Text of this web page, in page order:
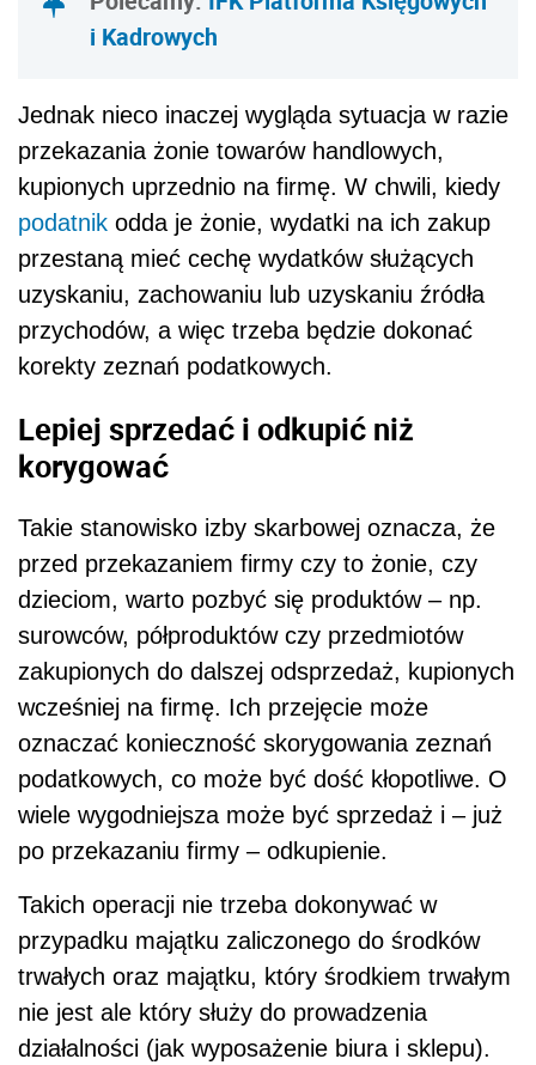
i Kadrowych
Jednak nieco inaczej wygląda sytuacja w razie
przekazania żonie towarów handlowych,
kupionych uprzednio na firmę. W chwili, kiedy
podatnik odda je żonie, wydatki na ich zakup
przestaną mieć cechę wydatków służących
uzyskaniu, zachowaniu lub uzyskaniu źródła
przychodów, a więc trzeba będzie dokonać
korekty zeznań podatkowych.
Lepiej sprzedać i odkupić niż
korygować
Takie stanowisko izby skarbowej oznacza, że
przed przekazaniem firmy czy to żonie, czy
dzieciom, warto pozbyć się produktów – np.
surowców, półproduktów czy przedmiotów
zakupionych do dalszej odsprzedaż, kupionych
wcześniej na firmę. Ich przejęcie może
oznaczać konieczność skorygowania zeznań
podatkowych, co może być dość kłopotliwe. O
wiele wygodniejsza może być sprzedaż i – już
po przekazaniu firmy – odkupienie.
Takich operacji nie trzeba dokonywać w
przypadku majątku zaliczonego do środków
trwałych oraz majątku, który środkiem trwałym
nie jest ale który służy do prowadzenia
działalności (jak wyposażenie biura i sklepu).